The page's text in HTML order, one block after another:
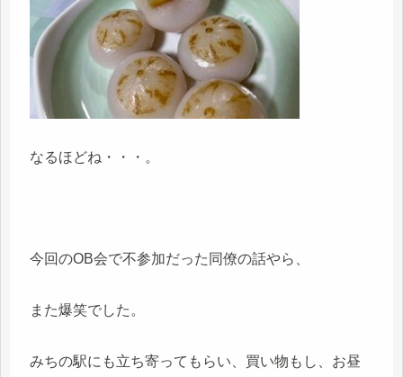
なるほどね・・・。
今回のOB会で不参加だった同僚の話やら、
また爆笑でした。
みちの駅にも立ち寄ってもらい、買い物もし、お昼